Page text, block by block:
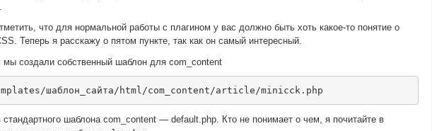
что для нормальной работы с плагином у вас должно быть хоть какое-то понятие о
Теперь я расскажу о пятом пункте, так как он самый интересный.
создали собственный шаблон для com_content
/шаблон сайта/ html/com_content/article/minicck . php
шаблона com_content — default.php. Кто не понимает о чем, я почитайте в